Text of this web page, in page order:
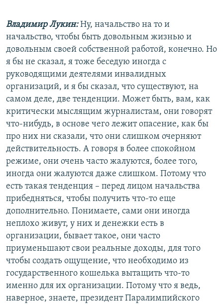
Владимир Лукин: Ну, начальство на то и
начальство, чтобы быть довольным жизнью и
довольным своей собственной работой, конечно. Но
я бы не сказал, я тоже беседую иногда с
руководящими деятелями инвалидных
организаций, и я бы сказал, что существуют, на
самом деле, две тенденции. Может быть, вам, как
критически мыслящим журналистам, они говорят
что-нибудь, в основе чего лежит опасение, как бы
про них ни сказали, что они слишком очерняют
действительность. А говоря в более спокойном
режиме, они очень часто жалуются, более того,
иногда они жалуются даже слишком. Потому что
есть такая тенденция – перед лицом начальства
прибедняться, чтобы получить что-то еще
дополнительно. Понимаете, сами они иногда
неплохо живут, у них и денежки есть в
организации, бывает такое, они часто
приуменьшают свои реальные доходы, для того
чтобы создать ощущение, что необходимо из
государственного кошелька вытащить что-то
именно для их организации. Потому что я ведь,
наверное, знаете, президент Паралимпийского